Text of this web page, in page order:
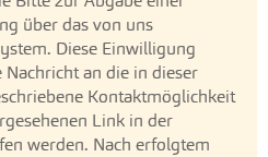
über das von uns
Diese Einwilligung
an die in dieser
Kontaktmöglichkeit
Link in der
werden. Nach erfolgtem